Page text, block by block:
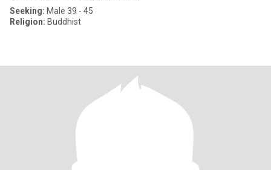
Seeking: Male 39 - 45
Religion: Buddhist